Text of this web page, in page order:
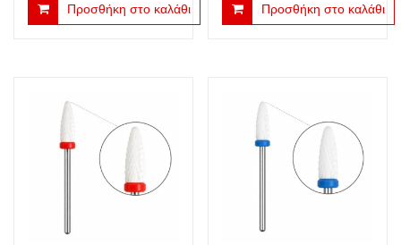
Προσθήκη στο καλάθι Προσθήκη στο καλάθι